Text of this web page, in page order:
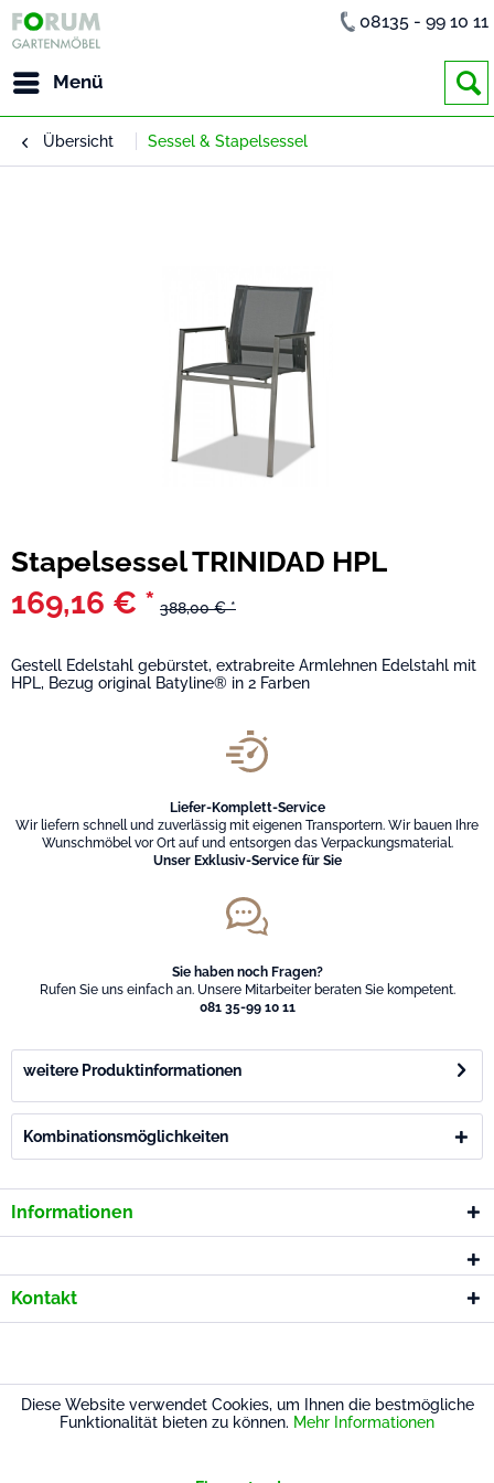
Menü
08135 - 99 10 11
Übersicht Sessel & Stapelsessel
Stapelsessel TRINIDAD HPL
169,16 € * 388,00 € *
Gestell Edelstahl gebürstet, extrabreite Armlehnen Edelstahl mit
HPL, Bezug original Batyline® in 2 Farben
Liefer-Komplett-Service
Wir liefern schnell und zuverlässig mit eigenen Transportern. Wir bauen Ihre
Wunschmöbel vor Ort auf und entsorgen das Verpackungsmaterial.
Unser Exklusiv-Service für Sie
Sie haben noch Fragen?
Rufen Sie uns einfach an. Unsere Mitarbeiter beraten Sie kompetent.
081 35-99 10 11
weitere Produktinformationen
Kombinationsmöglichkeiten
Informationen
Kontakt
Diese Website verwendet Cookies, um Ihnen die bestmögliche
Funktionalität bieten zu können. Mehr Informationen